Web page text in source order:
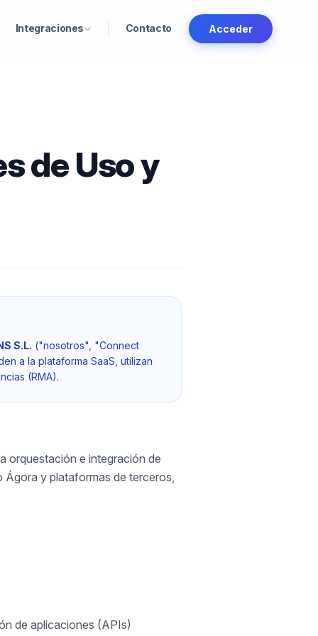
Integraciones Contacto Acceder
de Uso y
S.L. ("nosotros", "Connect
a la plataforma SaaS, utilizan
(RMA).
orquestación e integración de
Ágora y plataformas de terceros,
de aplicaciones (APIs)